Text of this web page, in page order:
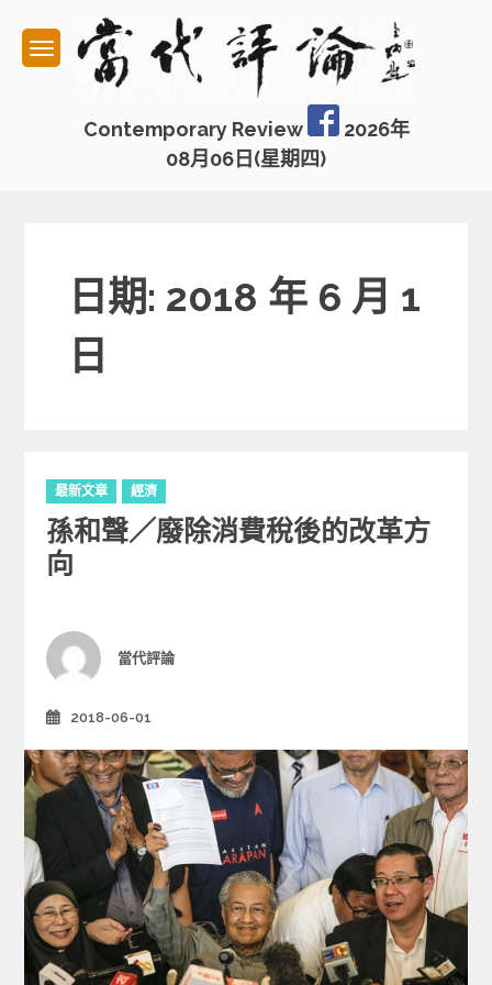
content
Contemporary Review
2026年
08月06日(星期四)
日期: 2018 年 6 月 1
日
C
a
t
e
g
i
e
最新文章 經濟
孫和聲／廢除消費稅後的改革方
向
Author
當代評論
2018-06-01